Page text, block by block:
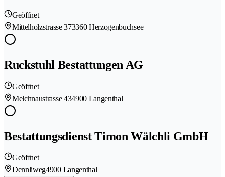
Geöffnet
Mittelholzstrasse 373360 Herzogenbuchsee
Ruckstuhl Bestattungen AG
Geöffnet
Melchnaustrasse 434900 Langenthal
Bestattungsdienst Timon Wälchli GmbH
Geöffnet
Dennliweg4900 Langenthal